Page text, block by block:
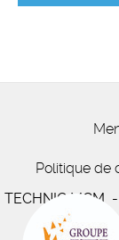
Politique de
TECHNIC MCM